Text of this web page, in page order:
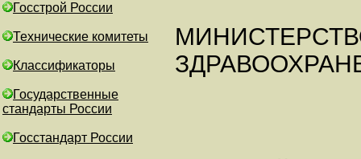
Госстрой России
Технические комитеты
Классификаторы
Государственные
стандарты России
Госстандарт России